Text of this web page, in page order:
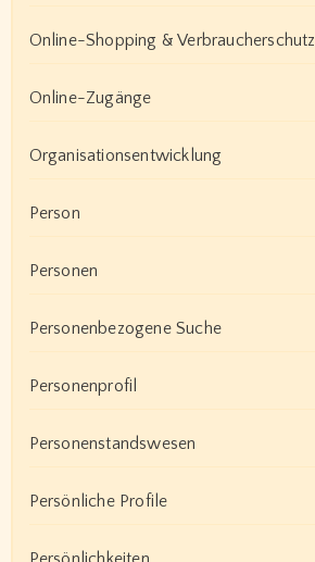
Online-Shopping & Verbraucherschutz
Online-Zugänge
Organisationsentwicklung
Person
Personen
Personenbezogene Suche
Personenprofil
Personenstandswesen
Persönliche Profile